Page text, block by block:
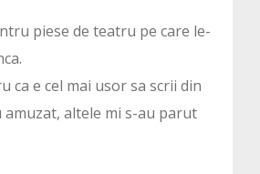
piese de teatru pe care le-
e cel mai usor sa scrii din
altele mi s-au parut